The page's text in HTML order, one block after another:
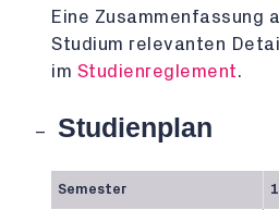
Eine Zusammenfassung
Studium relevanten
im Studienreglement.
Studienplan
Semester